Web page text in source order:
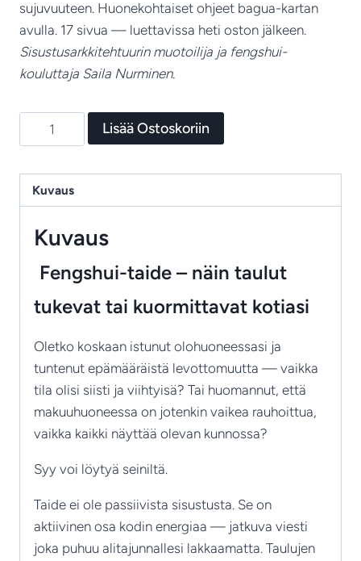
sujuvuuteen. Huonekohtaiset ohjeet bagua-kartan
avulla. 17 sivua — luettavissa heti oston jälkeen.
Sisustusarkkitehtuurin muotoilija ja fengshui-
kouluttaja Saila Nurminen.
Taiteen
Näin
valitset
sijoitat
taiteen
tukemaan
elämääsi
määrä
Lisää Ostoskoriin
Kuvaus
Kuvaus
Fengshui-taide – näin taulut
tukevat tai kuormittavat kotiasi
Oletko koskaan istunut olohuoneessasi ja
tuntenut epämääräistä levottomuutta — vaikka
tila olisi siisti ja viihtyisä? Tai huomannut, että
makuuhuoneessa on jotenkin vaikea rauhoittua,
vaikka kaikki näyttää olevan kunnossa?
Syy voi löytyä seiniltä.
Taide ei ole passiivista sisustusta. Se on
aktiivinen osa kodin energiaa — jatkuva viesti
joka puhuu alitajunnallesi lakkaamatta. Taulujen